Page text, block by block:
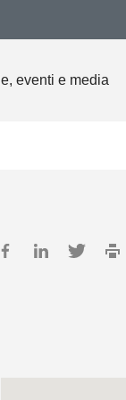
eventi e media